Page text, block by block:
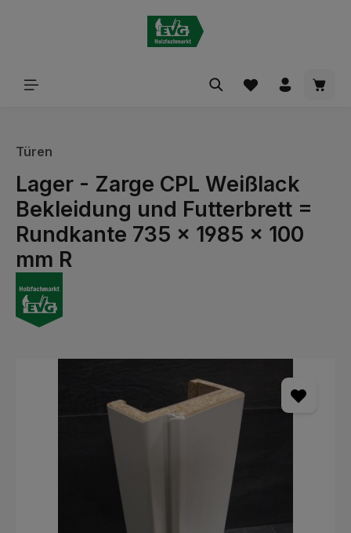
Türen
Lager - Zarge CPL Weißlack
Bekleidung und Futterbrett =
Rundkante 735 x 1985 x 100
mm R